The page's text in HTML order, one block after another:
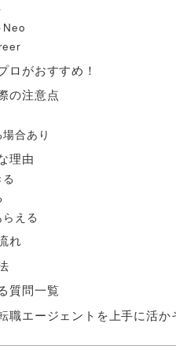
Neo
ロがおすすめ！
の注意点
合あり
理由
える
れ
質問一覧
職エージェントを上手に活か